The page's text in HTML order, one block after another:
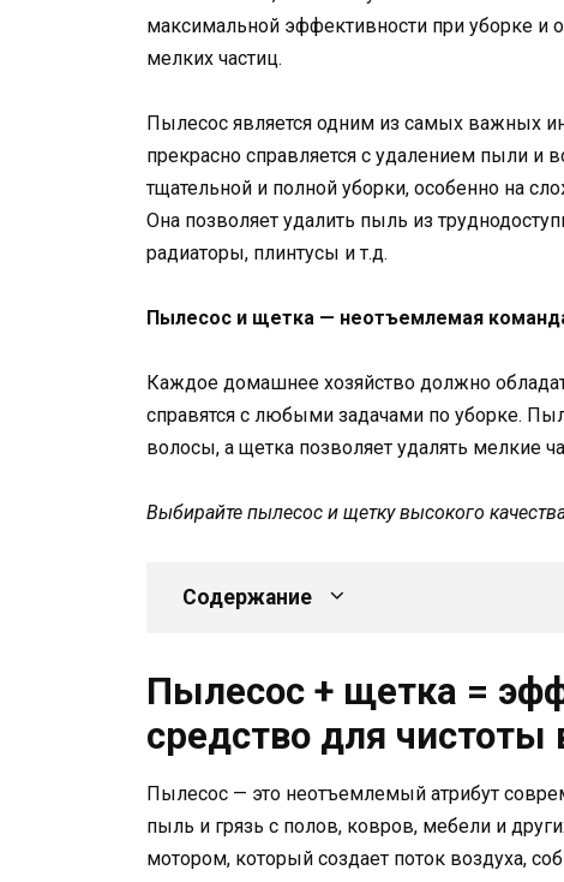
максимальной эффективности при уборке и
мелких частиц.
Пылесос является одним из самых важных
прекрасно справляется с удалением пыли и
тщательной и полной уборки, особенно на
Она позволяет удалить пыль из
радиаторы, плинтусы и т.д.
Пылесос и щетка — неотъемлемая
Каждое домашнее хозяйство должно
справятся с любыми задачами по уборке.
волосы, а щетка позволяет удалять мелкие
Выбирайте пылесос и щетку высокого
Содержание
Пылесос + щетка =
средство для
Пылесос — это неотъемлемый атрибут
пыль и грязь с полов, ковров, мебели и
мотором, который создает поток воздуха,